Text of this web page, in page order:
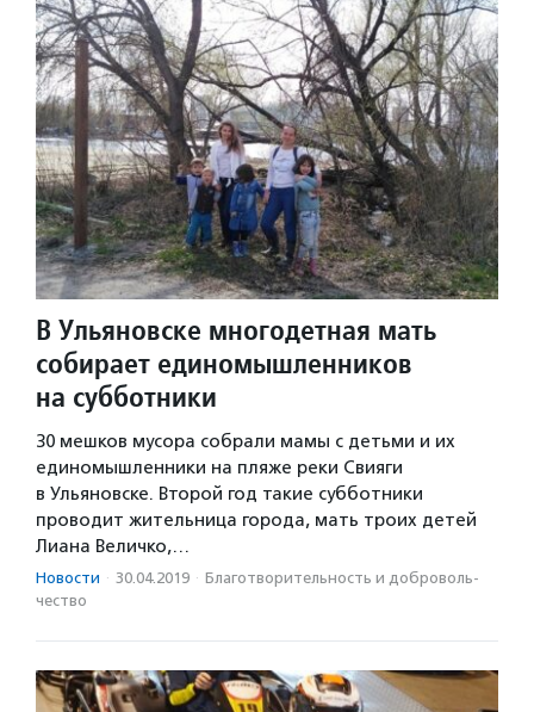
В Ульяновске многодетная мать
собирает единомышленников
на субботники
30 мешков мусора собрали мамы с детьми и их
единомышленники на пляже реки Свияги
в Ульяновске. Второй год такие субботники
проводит жительница города, мать троих детей
Лиана Величко,…
Новости · 30.04.2019 · Благотвори­тель­ность и доброволь­
чест­во